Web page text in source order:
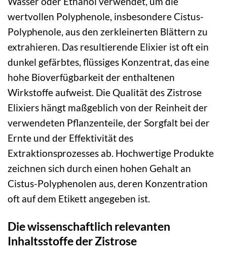
wertvollen Polyphenole, insbesondere Cistus-
Polyphenole, aus den zerkleinerten Blättern zu
extrahieren. Das resultierende Elixier ist oft ein
dunkel gefärbtes, flüssiges Konzentrat, das eine
hohe Bioverfügbarkeit der enthaltenen
Wirkstoffe aufweist. Die Qualität des Zistrose
Elixiers hängt maßgeblich von der Reinheit der
verwendeten Pflanzenteile, der Sorgfalt bei der
Ernte und der Effektivität des
Extraktionsprozesses ab. Hochwertige Produkte
zeichnen sich durch einen hohen Gehalt an
Cistus-Polyphenolen aus, deren Konzentration
oft auf dem Etikett angegeben ist.
Die wissenschaftlich relevanten
Inhaltsstoffe der Zistrose